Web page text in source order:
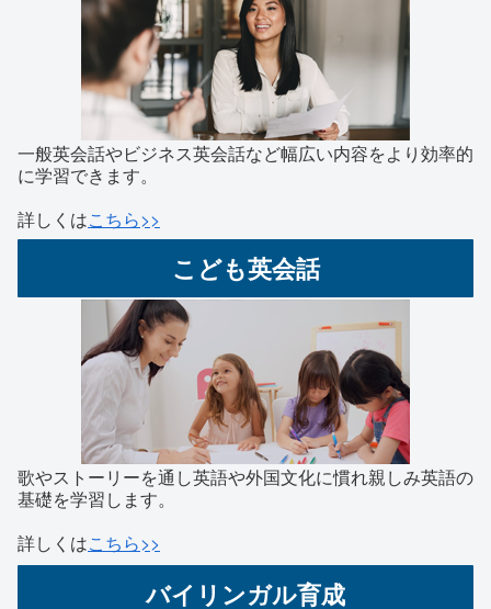
一般英会話やビジネス英会話など幅広い内容をより効率的
に学習できます。
詳しくはこちら>>
こども英会話
歌やストーリーを通し英語や外国文化に慣れ親しみ英語の
基礎を学習します。
詳しくはこちら>>
バイリンガル育成